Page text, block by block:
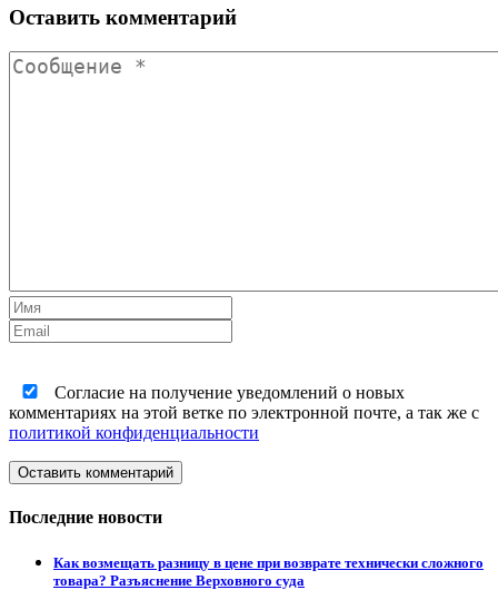
Оставить комментарий
Согласие на получение уведомлений о новых
комментариях на этой ветке по электронной почте, а так же с
политикой конфиденциальности
Оставить комментарий
Последние новости
Как возмещать разницу в цене при возврате технически сложного
товара? Разъяснение Верховного суда